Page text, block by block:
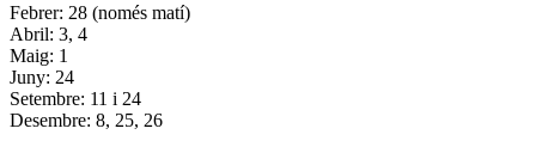
Febrer: 28 (només matí)
Abril: 3, 4
Maig: 1
Juny: 24
Setembre: 11 i 24
Desembre: 8, 25, 26